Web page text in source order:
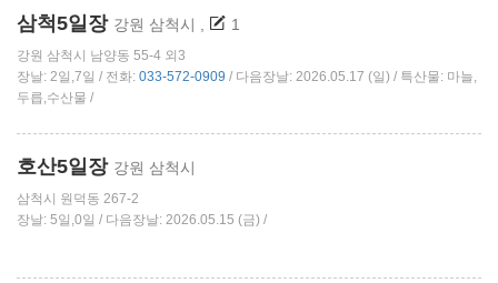
삼척5일장 강원 삼척시 , 1
강원 삼척시 남양동 55-4 외3
장날: 2일,7일 / 전화: 033-572-0909 / 다음장날: 2026.05.17 (일) / 특산물: 마늘,
두릅,수산물 /
호산5일장 강원 삼척시
삼척시 원덕동 267-2
장날: 5일,0일 / 다음장날: 2026.05.15 (금) /